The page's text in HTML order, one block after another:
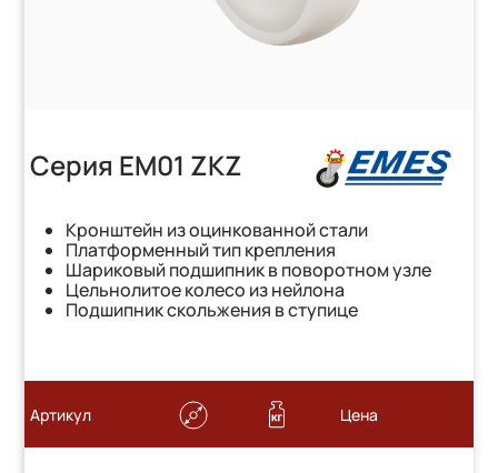
Серия EM01 ZKZ
Кронштейн из оцинкованной стали
Платформенный тип крепления
Шариковый подшипник в поворотном узле
Цельнолитое колесо из нейлона
Подшипник скольжения в ступице
Артикул Цена